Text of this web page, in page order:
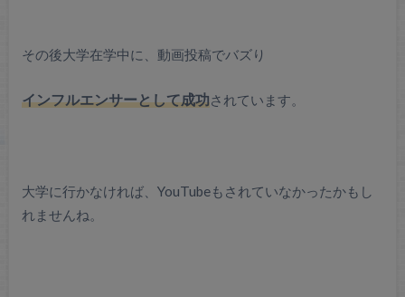
その後大学在学中に、動画投稿でバズり
インフルエンサーとして成功されています。
大学に行かなければ、YouTubeもされていなかったかもし
れませんね。